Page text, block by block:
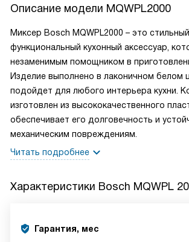
Описание модели MQWPL2000
Миксер Bosch MQWPL2000 – это
функциональный кухонный аксессуар,
незаменимым помощником в
Изделие выполнено в лаконичном белом
подойдет для любого интерьера кухни.
изготовлен из высококачественного
обеспечивает его долговечность и
механическим повреждениям.
Читать подробнее
Характеристики Bosch MQWPL
Гарантия, мес